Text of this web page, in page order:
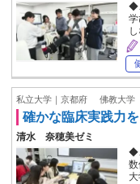
◆
私立大学｜京都府 佛教大学
確かな臨床実践力
清水 奈穂美ゼミ
◆